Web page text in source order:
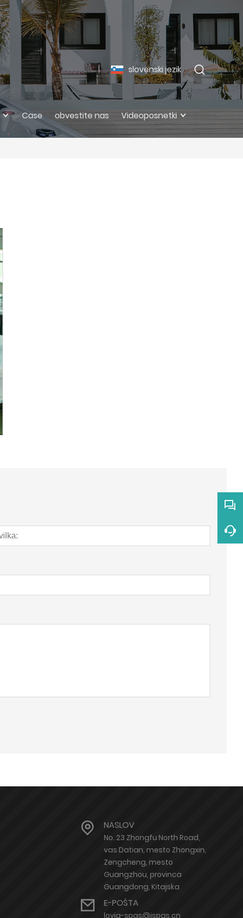
slovenski jezik
Case obvestite nas Videoposnetki
NASLOV
No. 23 Zhongfu North Road,
vas Datian, mesto Zhongxin,
Zengcheng, mesto
Guangzhou, provinca
Guangdong, Kitajska
E-POŠTA
lovia-spas@ispas.cn